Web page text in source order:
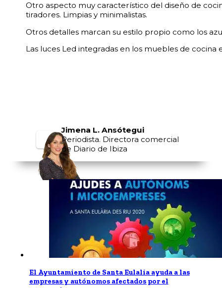
Otro aspecto muy característico del diseño de
tiradores. Limpias y minimalistas.
Otros detalles marcan su estilo propio como los
Las luces Led integradas en los muebles de
Jimena L. Ansótegui
Periodista. Directora comercial
de Diario de Ibiza
El Ayuntamiento de Santa Eulalia ayuda a las
empresas y autónomos afectados por el